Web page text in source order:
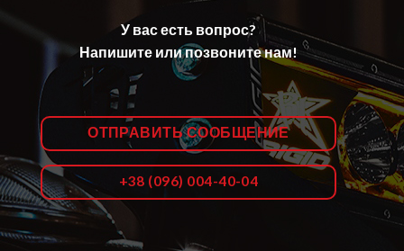
У вас есть вопрос?
Напишите или позвоните нам!
ОТПРАВИТЬ СООБЩЕНИЕ
+38 (096) 004-40-04